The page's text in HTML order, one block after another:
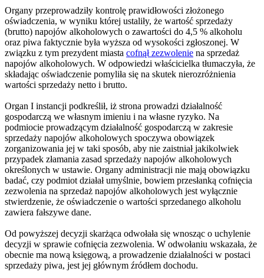
Organy przeprowadziły kontrolę prawidłowości złożonego
oświadczenia, w wyniku której ustaliły, że wartość sprzedaży
(brutto) napojów alkoholowych o zawartości do 4,5 % alkoholu
oraz piwa faktycznie była wyższa od wysokości zgłoszonej. W
związku z tym prezydent miasta cofnął zezwolenie na sprzedaż
napojów alkoholowych. W odpowiedzi właścicielka tłumaczyła, że
składając oświadczenie pomyliła się na skutek nierozróżnienia
wartości sprzedaży netto i brutto.
Organ I instancji podkreślił, iż strona prowadzi działalność
gospodarczą we własnym imieniu i na własne ryzyko. Na
podmiocie prowadzącym działalność gospodarczą w zakresie
sprzedaży napojów alkoholowych spoczywa obowiązek
zorganizowania jej w taki sposób, aby nie zaistniał jakikolwiek
przypadek złamania zasad sprzedaży napojów alkoholowych
określonych w ustawie. Organy administracji nie mają obowiązku
badać, czy podmiot działał umyślnie, bowiem przesłanką cofnięcia
zezwolenia na sprzedaż napojów alkoholowych jest wyłącznie
stwierdzenie, że oświadczenie o wartości sprzedanego alkoholu
zawiera fałszywe dane.
Od powyższej decyzji skarżąca odwołała się wnosząc o uchylenie
decyzji w sprawie cofnięcia zezwolenia. W odwołaniu wskazała, że
obecnie ma nową księgową, a prowadzenie działalności w postaci
sprzedaży piwa, jest jej głównym źródłem dochodu.